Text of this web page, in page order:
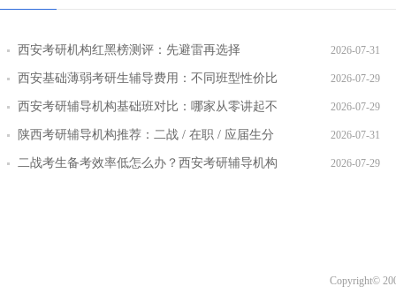
西安考研机构红黑榜测评：先避雷再选择 2026-07-31
西安基础薄弱考研生辅导费用：不同班型性价比
对比
2026-07-29
西安考研辅导机构基础班对比：哪家从零讲起不
跳步骤
2026-07-29
陕西考研辅导机构推荐：二战 / 在职 / 应届生分
层教学方案
2026-07-31
二战考生备考效率低怎么办？西安考研辅导机构 2026-07-29
Copyright©